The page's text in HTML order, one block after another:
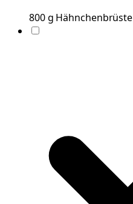
800g Hähnchenbrüste